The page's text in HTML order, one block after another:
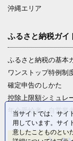
沖縄エリア
ふるさと納税ガイ
ふるさと納税の基本
ワンストップ特例制
確定申告のしかた
控除上限額シミュレ
年金受給者・自営業
当サイトでは、サイ
用しています。サイ
意したことものとい